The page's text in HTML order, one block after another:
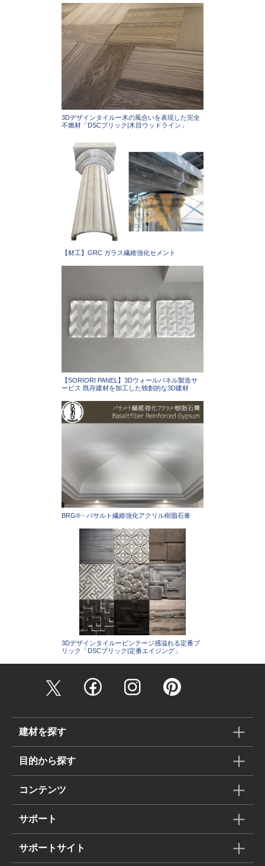
3Dデザインタイルー木の風合いを表現した完全
不燃材「DSCブリック|木目ウッドライン」
【材工】GRC ガラス繊維強化セメント
【SORIORI PANEL】3Dウォールパネル製造サ
ービス 既存建材を加工した独創的な3D建材
BRG® - バサルト繊維強化アクリル樹脂石膏
3Dデザインタイルービンテージ感溢れる定番ブ
リック「DSCブリック|定番エイジング」
建材を探す
目的から探す
コンテンツ
サポート
サポートサイト